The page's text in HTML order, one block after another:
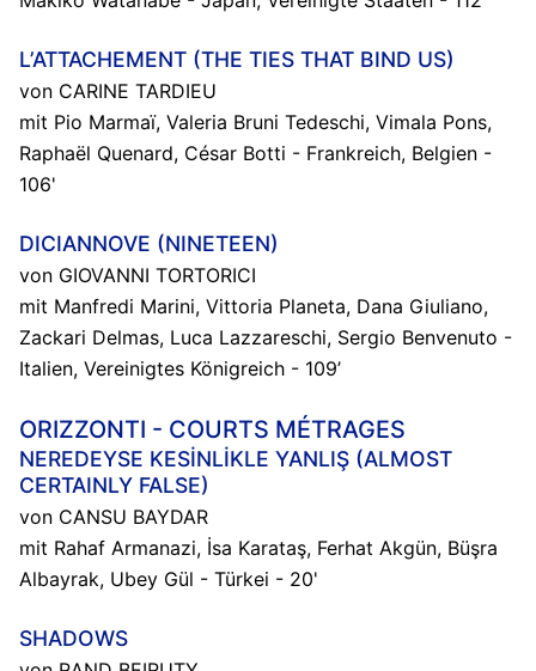
L’ATTACHEMENT (THE TIES THAT BIND US)
von CARINE TARDIEU
mit Pio Marmaï, Valeria Bruni Tedeschi, Vimala Pons,
Raphaël Quenard, César Botti - Frankreich, Belgien -
106'
DICIANNOVE (NINETEEN)
von GIOVANNI TORTORICI
mit Manfredi Marini, Vittoria Planeta, Dana Giuliano,
Zackari Delmas, Luca Lazzareschi, Sergio Benvenuto -
Italien, Vereinigtes Königreich - 109’
ORIZZONTI - COURTS MÉTRAGES
NEREDEYSE KESİNLİKLE YANLIŞ (ALMOST
CERTAINLY FALSE)
von CANSU BAYDAR
mit Rahaf Armanazi, İsa Karataş, Ferhat Akgün, Büşra
Albayrak, Ubey Gül - Türkei - 20'
SHADOWS